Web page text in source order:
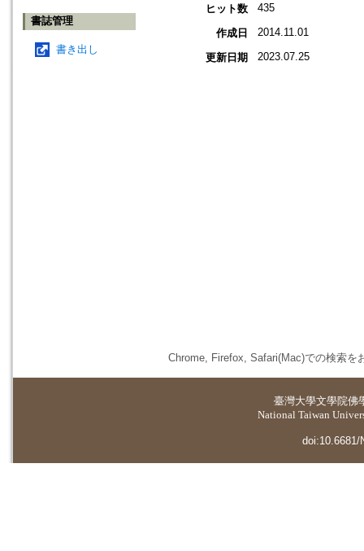
書誌管理
書き出し
ヒット数
435
作成日 2014.11.01
更新日期 2023.07.25
Chrome, Firefox, Safari(Mac)での検索を
臺灣大學文學院佛
National Taiwan
doi:10.6681/